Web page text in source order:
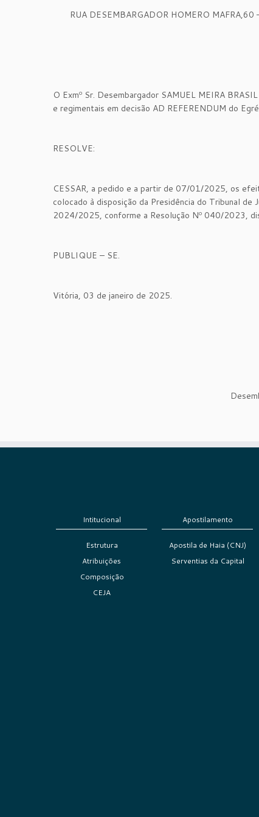
RUA DESEMBARGADOR HOMERO
O Exmº Sr. Desembargador SAMUEL MEIRA
e regimentais em decisão AD REFERENDUM do
RESOLVE:
CESSAR, a pedido e a partir de 07/01/2025, os
colocado à disposição da Presidência do Tribunal
2024/2025, conforme a Resolução Nº 040/2023,
PUBLIQUE – SE.
Vitória, 03 de janeiro de 2025.
Intitucional
Estrutura
Atribuições
Composição
CEJA
Apostilamento
Apostila de Haia (CNJ)
Serventias da Capital